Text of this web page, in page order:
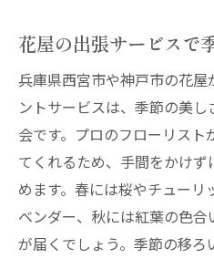
花屋の出張サービスで
兵庫県西宮市や神戸市の花
ントサービスは、季節の美
会です。プロのフローリス
てくれるため、手間をかけ
めます。春には桜やチューリ
ベンダー、秋には紅葉の色
が届くでしょう。季節の移